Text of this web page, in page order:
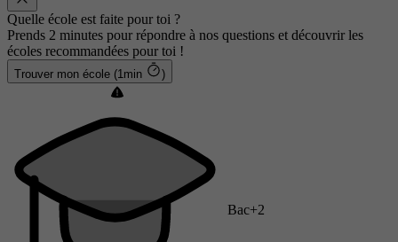
Quelle école est faite pour toi ?
Prends 2 minutes pour répondre à nos questions et découvrir les
écoles recommandées pour toi !
Trouver mon école (1min )
Bac+2